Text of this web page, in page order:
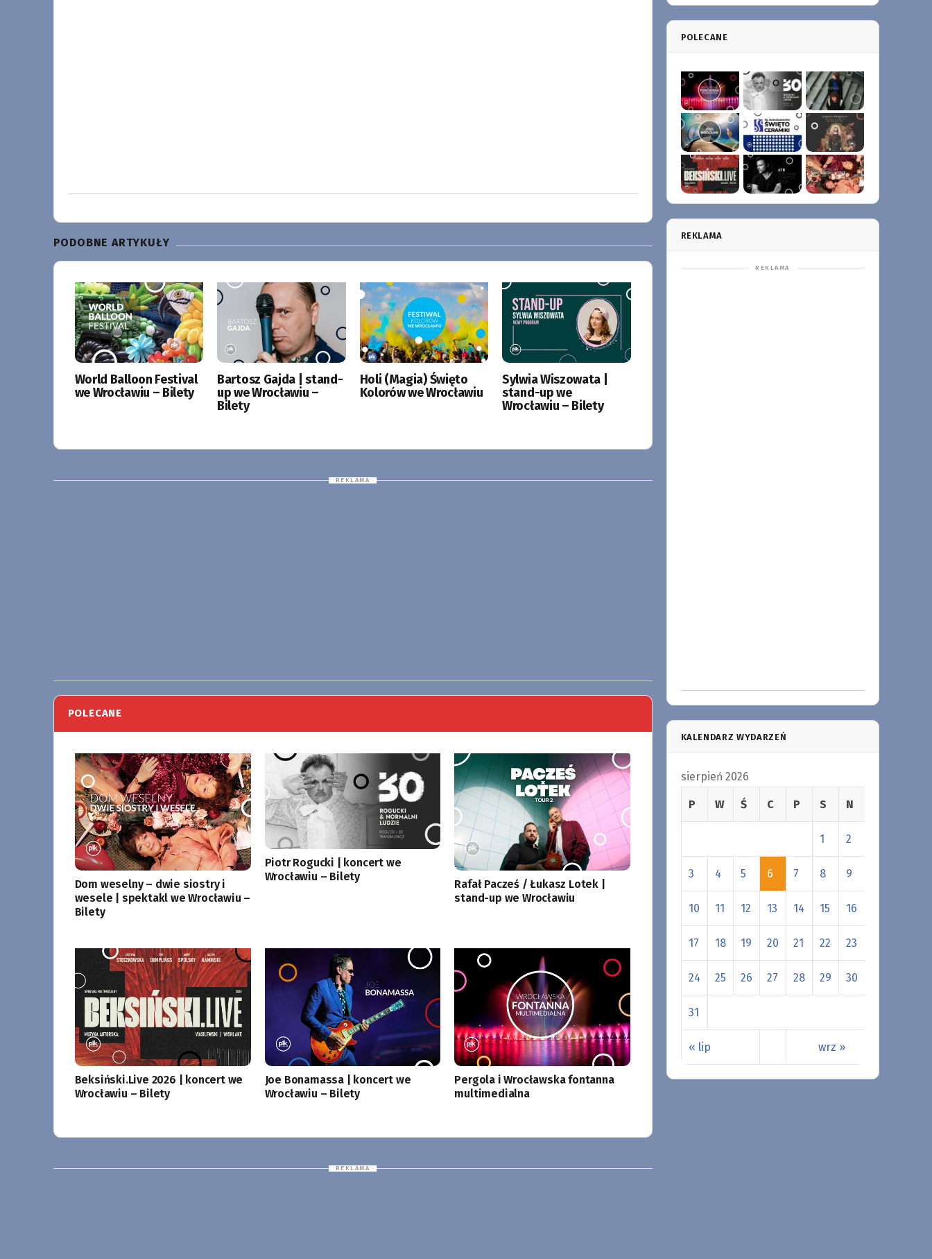
PODOBNE ARTYKUŁY
World Balloon Festival
we Wrocławiu – Bilety
Bartosz Gajda | stand-
up we Wrocławiu –
Bilety
Holi (Magia) Święto
Kolorów we Wrocławiu
Sylwia Wiszowata |
stand-up we
Wrocławiu – Bilety
POLECANE
Dom weselny – dwie siostry i
wesele | spektakl we Wrocławiu –
Bilety
Piotr Rogucki | koncert we
Wrocławiu – Bilety
Rafał Pacześ / Łukasz Lotek |
stand-up we Wrocławiu
Beksiński.Live 2026 | koncert we
Wrocławiu – Bilety
Joe Bonamassa | koncert we
Wrocławiu – Bilety
Pergola i Wrocławska fontanna
multimedialna
POLECANE
REKLAMA
KALENDARZ WYDARZEŃ
sierpień 2026
P W Ś C P S N
« lip wrz »
1 2
3 4 5 6 7 8 9
10 11 12 13 14 15 16
17 18 19 20 21 22 23
24 25 26 27 28 29 30
31